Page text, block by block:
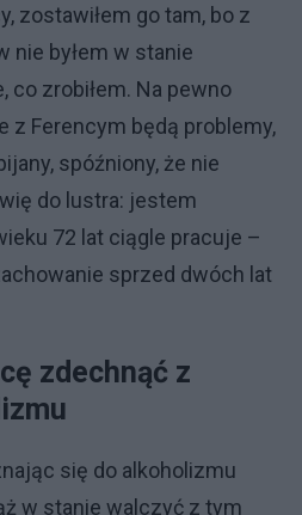
zostawiłem go tam, bo z
nie byłem w stanie
co zrobiłem. Na pewno
z Ferencym będą problemy,
spóźniony, że nie
do lustra: jestem
72 lat ciągle pracuje –
sprzed dwóch lat
zdechnąć z
się do alkoholizmu
w stanie walczyć z tym